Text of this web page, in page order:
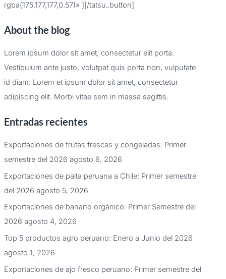
rgba(175,177,177,0.57)» ][/tatsu_button]
About the blog
Lorem ipsum dolor sit amet, consectetur elit porta.
Vestibulum ante justo, volutpat quis porta non, vulputate
id diam. Lorem et ipsum dolor sit amet, consectetur
adipiscing elit. Morbi vitae sem in massa sagittis.
Entradas recientes
Exportaciones de frutas frescas y congeladas: Primer
semestre del 2026 agosto 6, 2026
Exportaciones de palta peruana a Chile: Primer semestre
del 2026 agosto 5, 2026
Exportaciones de banano orgánico: Primer Semestre del
2026 agosto 4, 2026
Top 5 productos agro peruano: Enero a Junio del 2026
agosto 1, 2026
Exportaciones de ajo fresco peruano: Primer semestre del